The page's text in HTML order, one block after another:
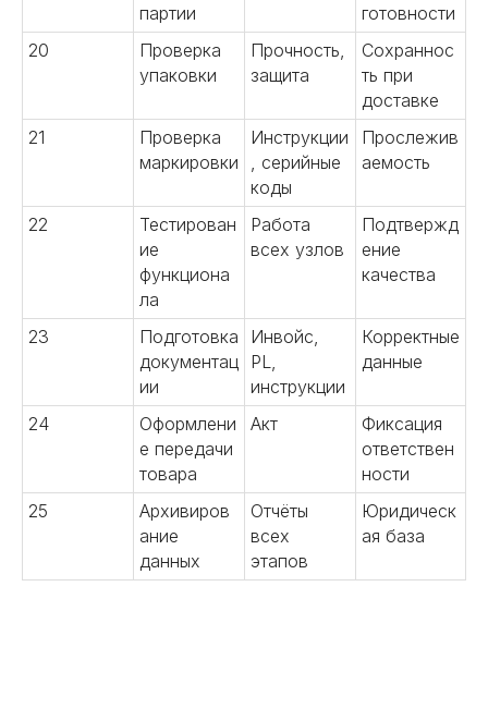
партии
готовности
20
Проверка
упаковки
Прочность,
защита
Сохраннос
ть при
доставке
21
Проверка
маркировки
Инструкции
, серийные
коды
Прослежив
аемость
22
Тестирован
ие
функциона
ла
Работа
всех узлов
Подтвержд
ение
качества
23
Подготовка
документац
ии
Инвойс,
PL,
инструкции
Корректные
данные
24
Оформлени
е передачи
товара
Акт
Фиксация
ответствен
ности
25
Архивиров
ание
данных
Отчёты
всех
этапов
Юридическ
ая база